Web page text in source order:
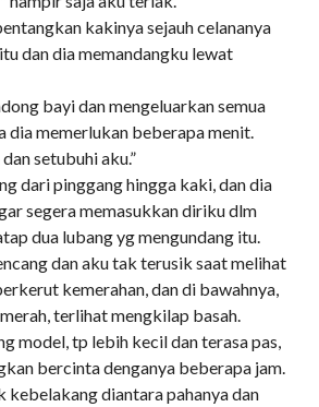
kakinya sejauh celananya
dan dia memandangku lewat
bayi dan mengeluarkan semua
dia memerlukan beberapa menit.
setubuhi aku.”
dari pinggang hingga kaki, dan dia
segera memasukkan diriku dlm
dua lubang yg mengundang itu.
dan aku tak terusik saat melihat
kemerahan, dan di bawahnya,
terlihat mengkilap basah.
model, tp lebih kecil dan terasa pas,
bercinta denganya beberapa jam.
kebelakang diantara pahanya dan